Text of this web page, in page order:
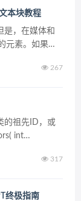
本块教程
是，在媒体和
元素。如果你
和文...
267
的祖先ID，或
int
317
终极指南